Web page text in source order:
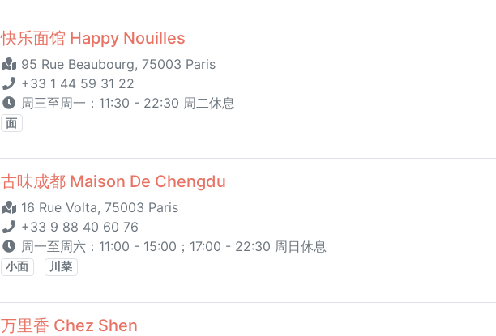
快乐面馆 Happy Nouilles
95 Rue Beaubourg, 75003 Paris
+33 1 44 59 31 22
周三至周一：11:30 - 22:30 周二休息
面
古味成都 Maison De Chengdu
16 Rue Volta, 75003 Paris
+33 9 88 40 60 76
周一至周六：11:00 - 15:00；17:00 - 22:30 周日休息
小面 川菜
万里香 Chez Shen